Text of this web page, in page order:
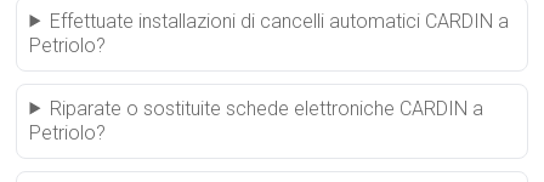
Effettuate installazioni di cancelli automatici CARDIN a
Petriolo?
Riparate o sostituite schede elettroniche CARDIN a
Petriolo?